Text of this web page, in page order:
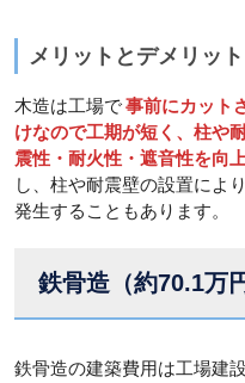
メリットとデメリット
木造は工場で事前にカット
けなので工期が短く、柱や
震性・耐火性・遮音性を向
し、柱や耐震壁の設置によ
発生することもあります。
鉄骨造（約70.1万円
鉄骨造の建築費用は工場建